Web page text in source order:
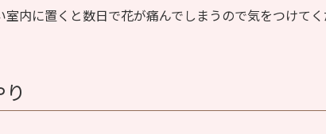
室内に置くと数日で花が痛んでしまうので気をつけてく